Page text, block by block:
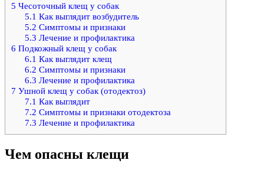
5 Чесоточный клещ у собак
5.1 Как выглядит возбудитель
5.2 Симптомы и признаки
5.3 Лечение и профилактика
6 Подкожный клещ у собак
6.1 Как выглядит клещ
6.2 Симптомы и признаки
6.3 Лечение и профилактика
7 Ушной клещ у собак (отодектоз)
7.1 Как выглядит
7.2 Симптомы и признаки отодектоза
7.3 Лечение и профилактика
Чем опасны клещи